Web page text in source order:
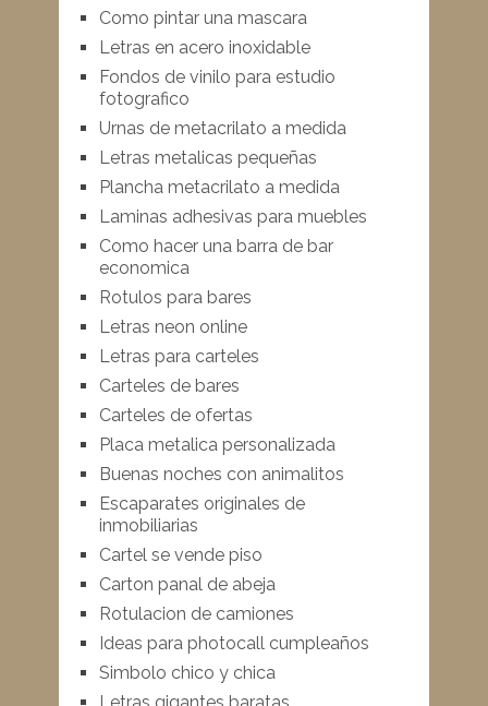
Como pintar una mascara
Letras en acero inoxidable
Fondos de vinilo para estudio
fotografico
Urnas de metacrilato a medida
Letras metalicas pequeñas
Plancha metacrilato a medida
Laminas adhesivas para muebles
Como hacer una barra de bar
economica
Rotulos para bares
Letras neon online
Letras para carteles
Carteles de bares
Carteles de ofertas
Placa metalica personalizada
Buenas noches con animalitos
Escaparates originales de
inmobiliarias
Cartel se vende piso
Carton panal de abeja
Rotulacion de camiones
Ideas para photocall cumpleaños
Simbolo chico y chica